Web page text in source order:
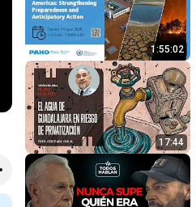
1:55:02
17:44